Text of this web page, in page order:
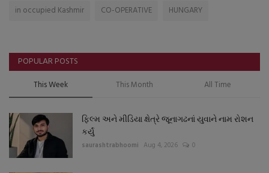
in occupied Kashmir
CO-OPERATIVE HUNGARY
POPULAR POSTS
This Week This Month All Time
ફિલ્મ અને મીડિયા ક્ષેત્રે જૂનાગઢનાં યુવાને નામ રોશન
કર્યું
saurashtrabhoomi Aug 4, 2026 0